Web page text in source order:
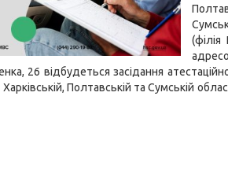
26 відбудеться засідання
Полтавській та Сумській